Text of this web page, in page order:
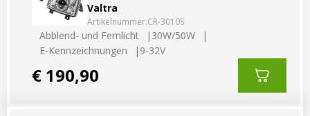
+49 (0) 3222 1851714
info@agrarled.de
+49(0)1520 5391500
Valtra
Artikelnummer:CR-3010S
Abblend- und Fernlicht
30W/50W
E-Kennzeichnungen
9-32V
€ 190,90